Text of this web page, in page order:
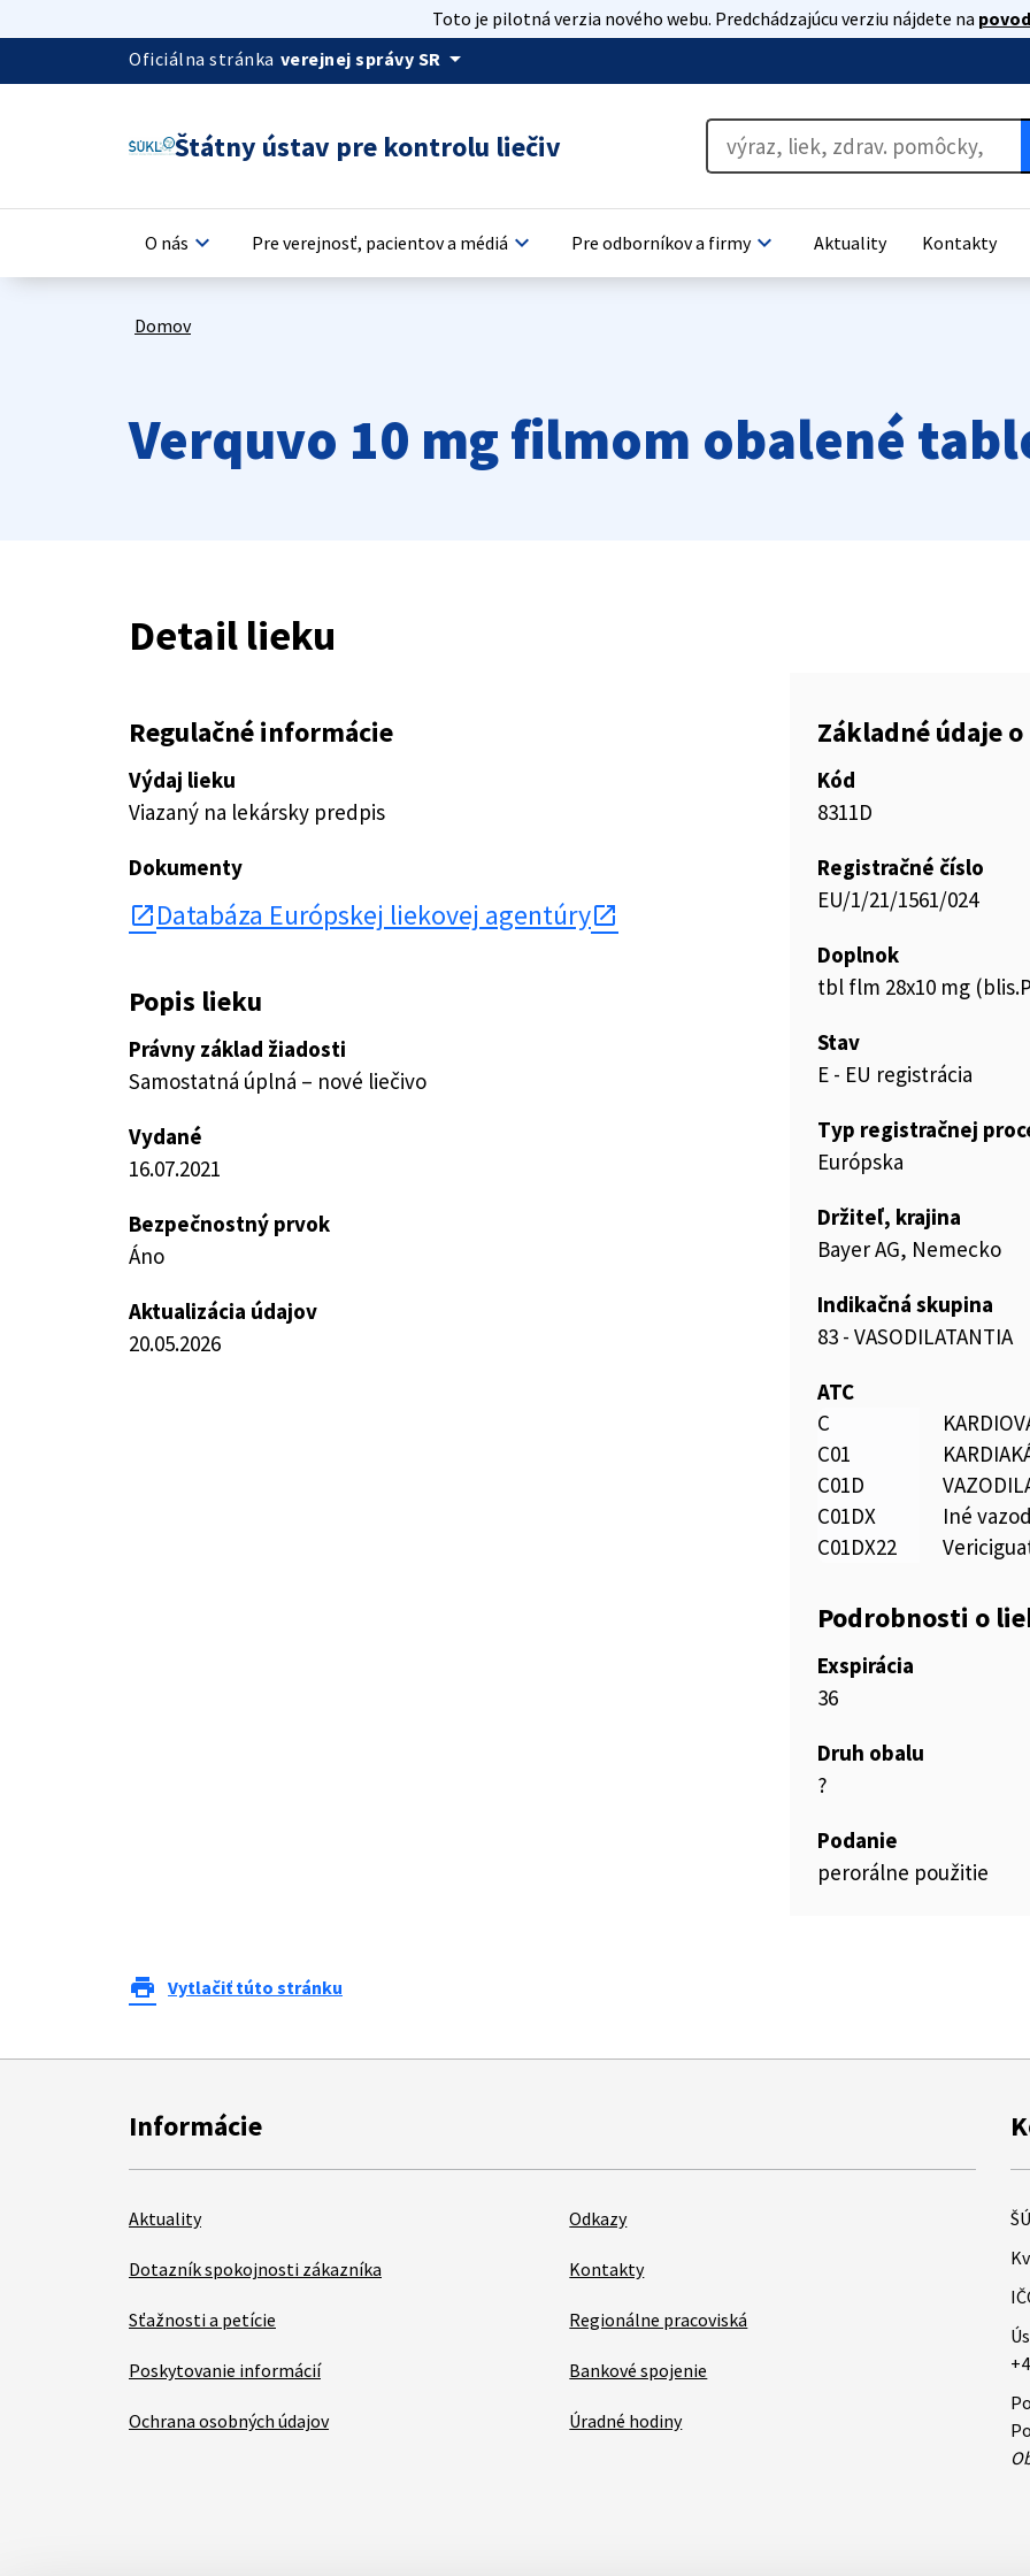
Toto je pilotná verzia nového webu. Predchádzajúcu verziu nájdete na
Oficiálna stránka verejnej správy SR arrow_drop_down
Štátny ústav pre kontrolu liečiv
O nás keyboard_arrow_down Pre verejnosť, pacientov a médiá keyboard_arrow_down Pre odborníkov a firmykeyboard_arrow_down Aktuality Kontakty
Domov
Verquvo 10 mg filmom obalené
Detail lieku
Regulačné informácie
Výdaj lieku
Viazaný na lekársky predpis
Dokumenty
open_in_new Databáza Európskej liekovej agentúry
Popis lieku
Právny základ žiadosti
Samostatná úplná – nové liečivo
Vydané
16.07.2021
Bezpečnostný prvok
Áno
Aktualizácia údajov
20.05.2026
Základné údaje
Kód
8311D
Registračné číslo
EU/1/21/1561/024
Doplnok
tbl flm 28x10 mg
Stav
E - EU registrácia
Typ registračnej
Európska
Držiteľ, krajina
Bayer AG, Nemecko
Indikačná skupina
83 - VASODILATANTIA
ATC
C
C01
C01D
C01DX
Iné
C01DX22
Podrobnosti o
Exspirácia
36
Druh obalu
?
Podanie
perorálne použitie
print Vytlačiť túto stránku
Informácie
Aktuality
Dotazník spokojnosti zákazníka
Sťažnosti a petície
Poskytovanie informácií
Ochrana osobných údajov
Odkazy
Kontakty
Regionálne pracoviská
Bankové spojenie
Úradné hodiny